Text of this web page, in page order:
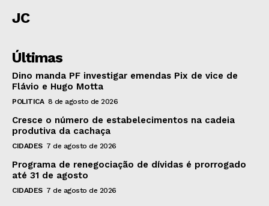
JC
Últimas
Dino manda PF investigar emendas Pix de vice de
Flávio e Hugo Motta
POLITICA 8 de agosto de 2026
Cresce o número de estabelecimentos na cadeia
produtiva da cachaça
CIDADES 7 de agosto de 2026
Programa de renegociação de dívidas é prorrogado
até 31 de agosto
CIDADES 7 de agosto de 2026